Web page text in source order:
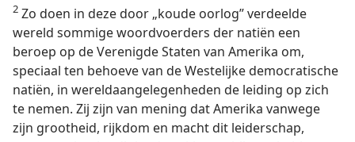
2 Zo doen in deze door „koude oorlog” verdeelde
wereld sommige woordvoerders der natiën een
beroep op de Verenigde Staten van Amerika om,
speciaal ten behoeve van de Westelijke democratische
natiën, in wereldaangelegenheden de leiding op zich
te nemen. Zij zijn van mening dat Amerika vanwege
zijn grootheid, rijkdom en macht dit leiderschap,